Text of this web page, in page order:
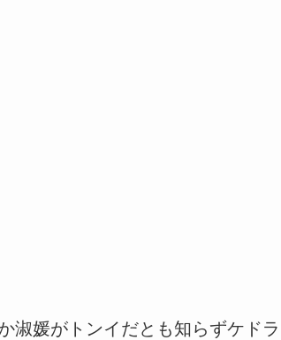
淑媛がトンイだとも知らずケドラ